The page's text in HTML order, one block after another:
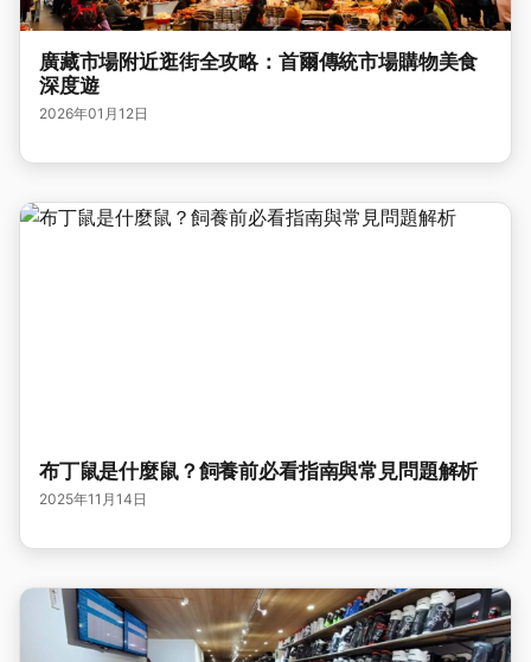
廣藏市場附近逛街全攻略：首爾傳統市場購物美食
深度遊
2026年01月12日
布丁鼠是什麼鼠？飼養前必看指南與常見問題解析
2025年11月14日